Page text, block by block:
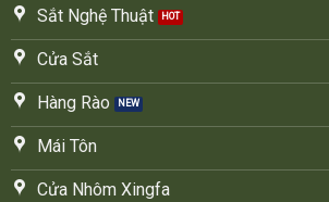
Sắt Nghệ Thuật
Cửa Sắt
Hàng Rào
Mái Tôn
Cửa Nhôm Xingfa